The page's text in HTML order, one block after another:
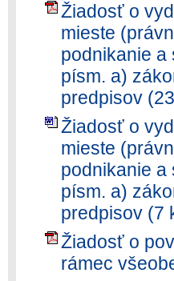
Žiadosť o
mieste
podnikanie
písm. a)
predpisov
Žiadosť o
mieste
podnikanie
písm. a)
predpisov (7
Žiadosť o
rámec